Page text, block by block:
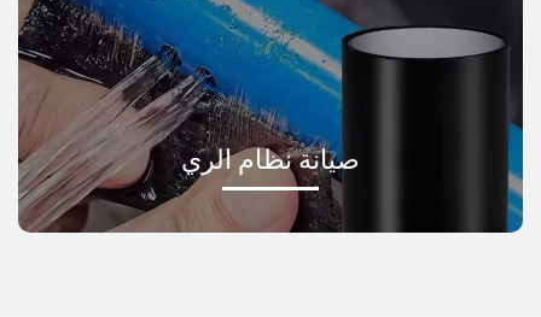
صيانة نظام الري